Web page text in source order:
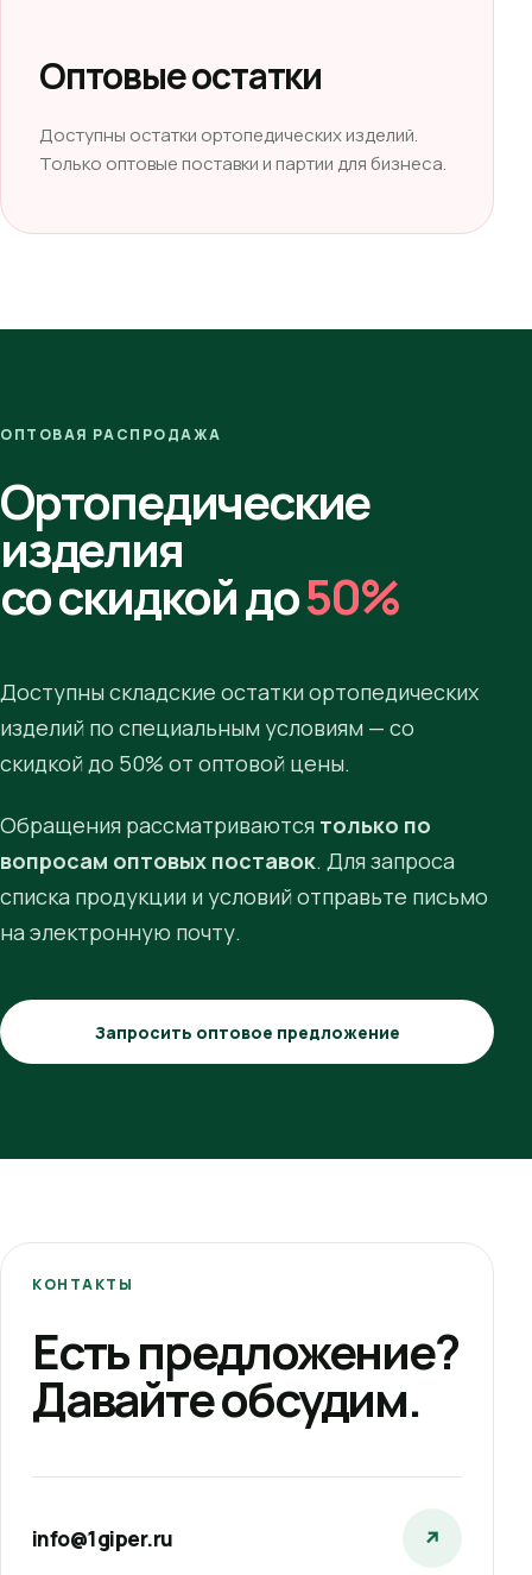
Оптовые остатки
Доступны остатки ортопедических изделий.
Только оптовые поставки и партии для бизнеса.
ОПТОВАЯ РАСПРОДАЖА
Ортопедические
изделия
со скидкой до50%
Доступны складские остатки ортопедических
изделий по специальным условиям — со
скидкой до 50% от оптовой цены.
Обращения рассматриваются только по
вопросам оптовых поставок. Для запроса
списка продукции и условий отправьте письмо
на электронную почту.
Запросить оптовое предложение
КОНТАКТЫ
Есть предложение?
Давайте обсудим.
info@1giper.ru ↗